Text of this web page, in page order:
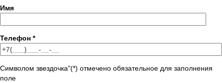
Имя
Телефон *
Символом звездочка"(*) отмечено обязательное для заполнения
поле